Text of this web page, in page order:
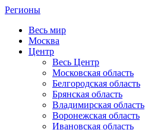
Регионы
Весь мир
Москва
Центр
Весь Центр
Московская область
Белгородская область
Брянская область
Владимирская область
Воронежская область
Ивановская область